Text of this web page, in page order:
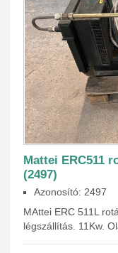
Mattei ERC511
(2497)
Azonosító: 2497
MAttei ERC 511L
légszállítás. 11Kw.